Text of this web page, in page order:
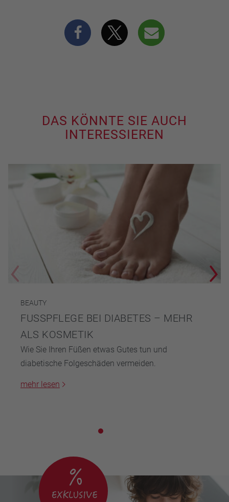
DAS KÖNNTE SIE AUCH
INTERESSIEREN
BEAUTY
FUSSPFLEGE BEI DIABETES – MEHR A
LS KOSMETIK
Wie Sie Ihren Füßen etwas Gutes tun und
diabetische Folgeschäden vermeiden.
mehr lesen